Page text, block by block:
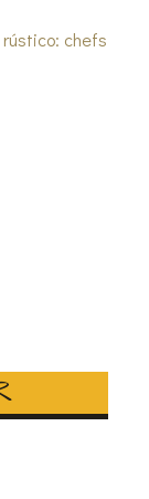
chefs